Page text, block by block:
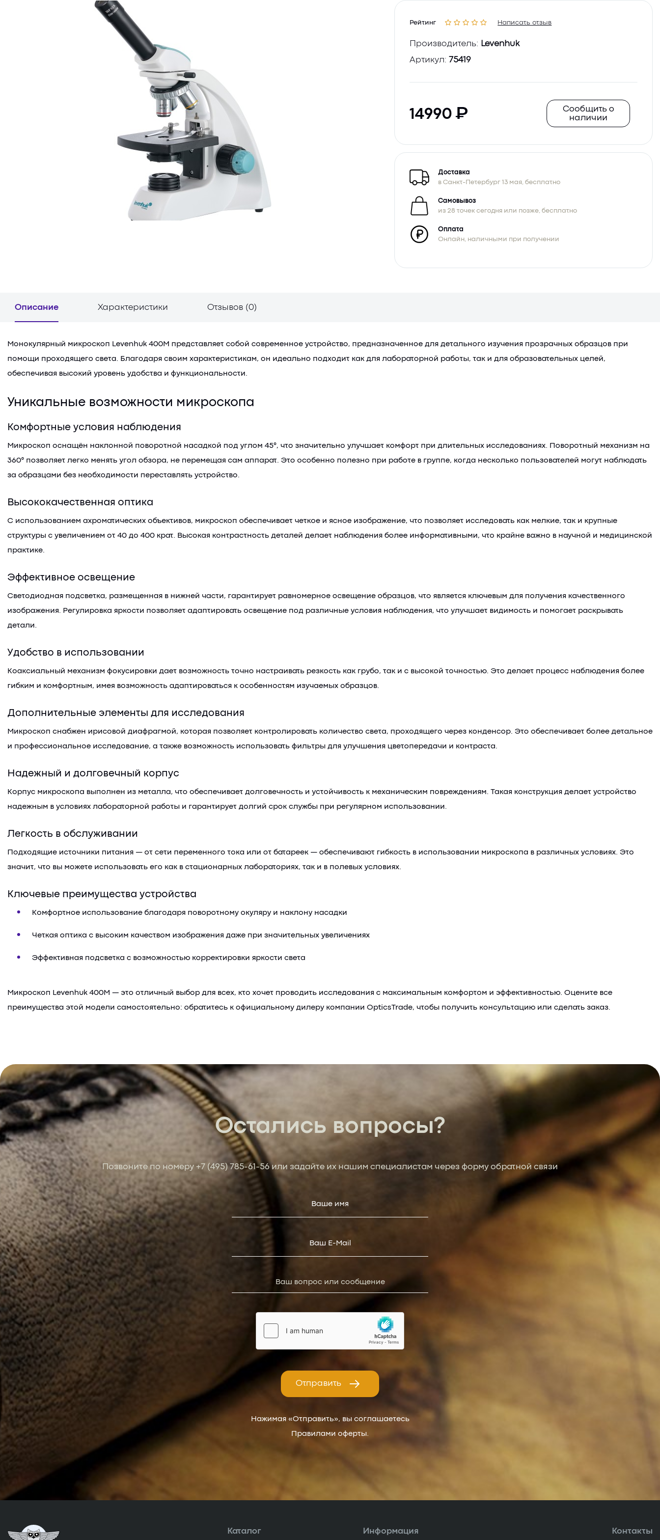
Рейтинг Написать отзыв
Производитель: Levenhuk
Артикул: 75419
14990
Сообщить о
наличии
Доставка
в Санкт-Петербург 13 мая, бесплатно
Самовывоз
из 28 точек сегодня или позже, бесплатно
Оплата
Онлайн, наличными при получении
Описание Характеристики Отзывов (0)
Монокулярный микроскоп Levenhuk 400M представляет собой современное устройство, предназначенное для детального изучения прозрачных образцов при
помощи проходящего света. Благодаря своим характеристикам, он идеально подходит как для лабораторной работы, так и для образовательных целей,
обеспечивая высокий уровень удобства и функциональности.
Уникальные возможности микроскопа
Комфортные условия наблюдения
Микроскоп оснащён наклонной поворотной насадкой под углом 45°, что значительно улучшает комфорт при длительных исследованиях. Поворотный механизм на
360° позволяет легко менять угол обзора, не перемещая сам аппарат. Это особенно полезно при работе в группе, когда несколько пользователей могут наблюдать
за образцами без необходимости переставлять устройство.
Высококачественная оптика
С использованием ахроматических объективов, микроскоп обеспечивает четкое и ясное изображение, что позволяет исследовать как мелкие, так и крупные
структуры с увеличением от 40 до 400 крат. Высокая контрастность деталей делает наблюдения более информативными, что крайне важно в научной и медицинской
практике.
Эффективное освещение
Светодиодная подсветка, размещенная в нижней части, гарантирует равномерное освещение образцов, что является ключевым для получения качественного
изображения. Регулировка яркости позволяет адаптировать освещение под различные условия наблюдения, что улучшает видимость и помогает раскрывать
детали.
Удобство в использовании
Коаксиальный механизм фокусировки дает возможность точно настраивать резкость как грубо, так и с высокой точностью. Это делает процесс наблюдения более
гибким и комфортным, имея возможность адаптироваться к особенностям изучаемых образцов.
Дополнительные элементы для исследования
Микроскоп снабжен ирисовой диафрагмой, которая позволяет контролировать количество света, проходящего через конденсор. Это обеспечивает более детальное
и профессиональное исследование, а также возможность использовать фильтры для улучшения цветопередачи и контраста.
Надежный и долговечный корпус
Корпус микроскопа выполнен из металла, что обеспечивает долговечность и устойчивость к механическим повреждениям. Такая конструкция делает устройство
надежным в условиях лабораторной работы и гарантирует долгий срок службы при регулярном использовании.
Легкость в обслуживании
Подходящие источники питания — от сети переменного тока или от батареек — обеспечивают гибкость в использовании микроскопа в различных условиях. Это
значит, что вы можете использовать его как в стационарных лабораториях, так и в полевых условиях.
Ключевые преимущества устройства
Комфортное использование благодаря поворотному окуляру и наклону насадки
Четкая оптика с высоким качеством изображения даже при значительных увеличениях
Эффективная подсветка с возможностью корректировки яркости света
Микроскоп Levenhuk 400M — это отличный выбор для всех, кто хочет проводить исследования с максимальным комфортом и эффективностью. Оцените все
преимущества этой модели самостоятельно: обратитесь к официальному дилеру компании OpticsTrade, чтобы получить консультацию или сделать заказ.
Остались вопросы?
Позвоните по номеру +7 (495) 785-61-56или задайте их нашим специалистам через форму обратной связи
Отправить
Нажимая «Отправить», вы соглашаетесь
Правилами оферты.
Каталог Информация Контакты